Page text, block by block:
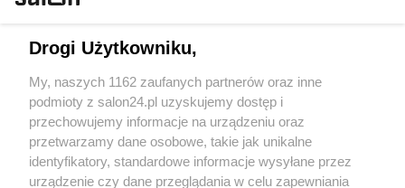
Sport
Społeczeństwo
Kultura
Drogi Użytkowniku,
My, naszych 1162 zaufanych partnerów oraz inne
podmioty z salon24.pl uzyskujemy dostęp i
przechowujemy informacje na urządzeniu oraz
przetwarzamy dane osobowe, takie jak unikalne
identyfikatory, standardowe informacje wysyłane przez
urządzenie czy dane przeglądania w celu zapewniania